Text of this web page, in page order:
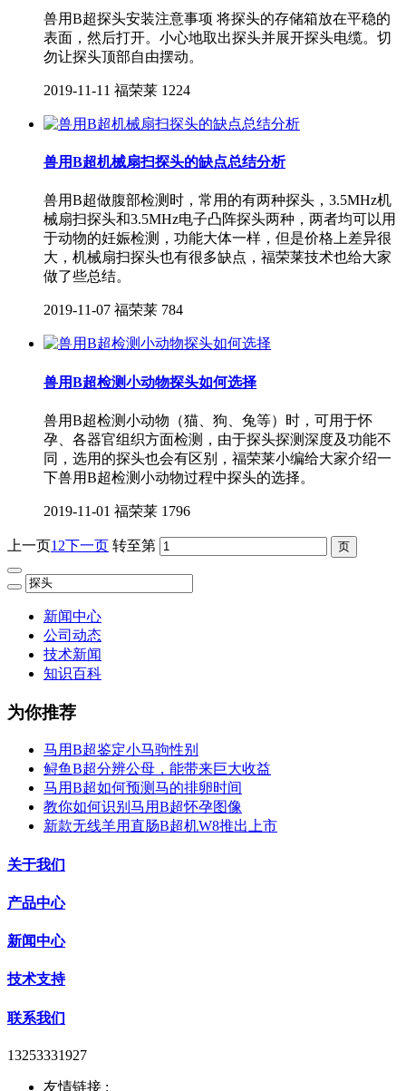
兽用B超探头安装注意事项 将探头的存储箱放在平稳的
表面，然后打开。小心地取出探头并展开探头电缆。切
勿让探头顶部自由摆动。
2019-11-11 福荣莱 1224
兽用B超机械扇扫探头的缺点总结分析
兽用B超做腹部检测时，常用的有两种探头，3.5MHz机
械扇扫探头和3.5MHz电子凸阵探头两种，两者均可以用
于动物的妊娠检测，功能大体一样，但是价格上差异很
大，机械扇扫探头也有很多缺点，福荣莱技术也给大家
做了些总结。
2019-11-07 福荣莱 784
兽用B超检测小动物探头如何选择
兽用B超​检测小动物（猫、狗、兔等）时，可用于怀
孕、各器官组织方面检测，由于探头探测深度及功能不
同，选用的探头也会有区别，福荣莱小编给大家介绍一
下兽用B超检测小动物过程中探头的选择。
2019-11-01 福荣莱 1796
上一页1 2下一页 转至第
新闻中心
公司动态
技术新闻
知识百科
为你推荐
马用B超鉴定小马驹性别
鲟鱼B超分辨公母，能带来巨大收益
马用B超如何预测马的排卵时间
教你如何识别马用B超怀孕图像
新款无线羊用直肠B超机W8推出上市
关于我们
产品中心
新闻中心
技术支持
联系我们
13253331927
友情链接 :